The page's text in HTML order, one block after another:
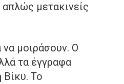
μετακινείς
μοιράσουν. Ο
τα έγγραφα
Βίκυ. Το